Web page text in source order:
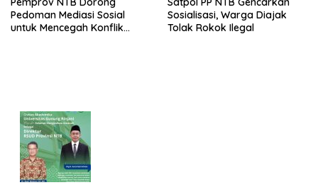
Pedoman Mediasi Sosial
untuk Mencegah Konflik
Sosialisasi, Warga Diajak
Tolak Rokok Ilegal